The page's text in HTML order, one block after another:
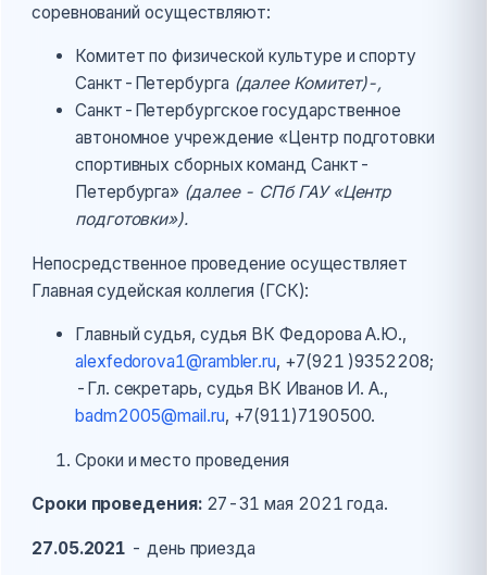
соревнований осуществляют:
Комитет по физической культуре и спорту
Санкт-Петербурга (далее Комитет)-,
Санкт-Петербургское государственное
автономное учреждение «Центр подготовки
спортивных сборных команд Санкт-
Петербурга» (далее - СПб ГАУ «Центр
подготовки»).
Непосредственное проведение осуществляет
Главная судейская коллегия (ГСК):
Главный судья, судья ВК Федорова А.Ю.,
alexfedorova1@rambler.ru, +7(921 )9352208;
-Гл. секретарь, судья ВК Иванов И. А.,
badm2005@mail.ru, +7(911)7190500.
Сроки и место проведения
Сроки проведения: 27-31 мая 2021 года.
27.05.2021 - день приезда